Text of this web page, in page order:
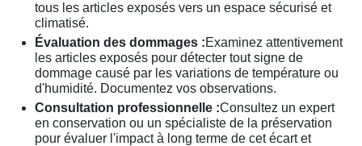
tous les articles exposés vers un espace sécurisé et
climatisé.
Évaluation des dommages :Examinez attentivement
les articles exposés pour détecter tout signe de
dommage causé par les variations de température ou
d'humidité. Documentez vos observations.
Consultation professionnelle :Consultez un expert
en conservation ou un spécialiste de la préservation
pour évaluer l'impact à long terme de cet écart et